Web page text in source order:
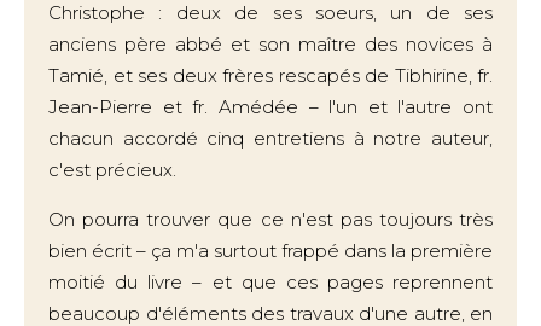
Christophe : deux de ses soeurs, un de ses
anciens père abbé et son maître des novices à
Tamié, et ses deux frères rescapés de Tibhirine, fr.
Jean-Pierre et fr. Amédée – l'un et l'autre ont
chacun accordé cinq entretiens à notre auteur,
c'est précieux.
On pourra trouver que ce n'est pas toujours très
bien écrit – ça m'a surtout frappé dans la première
moitié du livre – et que ces pages reprennent
beaucoup d'éléments des travaux d'une autre, en